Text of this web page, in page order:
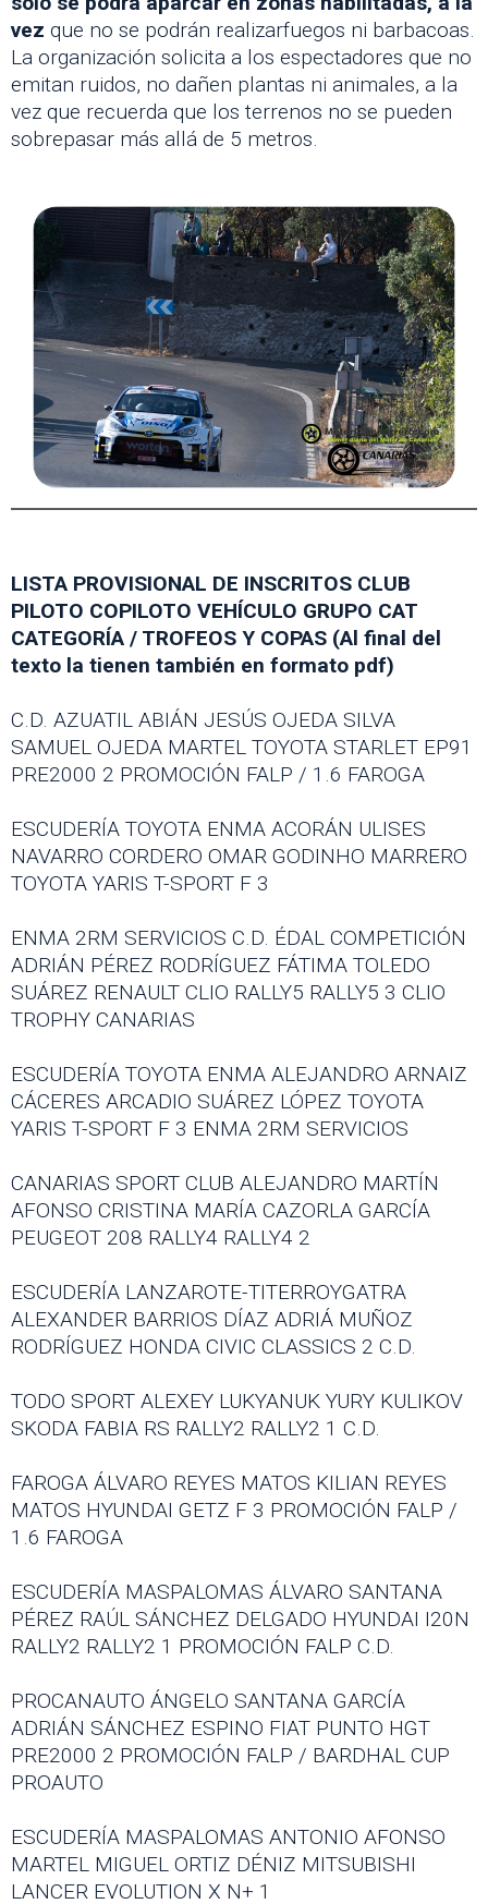
vez que no se podrán realizarfuegos ni barbacoas.
La organización solicita a los espectadores que no
emitan ruidos, no dañen plantas ni animales, a la
vez que recuerda que los terrenos no se pueden
sobrepasar más allá de 5 metros.
LISTA PROVISIONAL DE INSCRITOS CLUB
PILOTO COPILOTO VEHÍCULO GRUPO CAT
CATEGORÍA / TROFEOS Y COPAS (Al final del
texto la tienen también en formato pdf)
C.D. AZUATIL ABIÁN JESÚS OJEDA SILVA
SAMUEL OJEDA MARTEL TOYOTA STARLET EP91
PRE2000 2 PROMOCIÓN FALP / 1.6 FAROGA
ESCUDERÍA TOYOTA ENMA ACORÁN ULISES
NAVARRO CORDERO OMAR GODINHO MARRERO
TOYOTA YARIS T-SPORT F 3
ENMA 2RM SERVICIOS C.D. ÉDAL COMPETICIÓN
ADRIÁN PÉREZ RODRÍGUEZ FÁTIMA TOLEDO
SUÁREZ RENAULT CLIO RALLY5 RALLY5 3 CLIO
TROPHY CANARIAS
ESCUDERÍA TOYOTA ENMA ALEJANDRO ARNAIZ
CÁCERES ARCADIO SUÁREZ LÓPEZ TOYOTA
YARIS T-SPORT F 3 ENMA 2RM SERVICIOS
CANARIAS SPORT CLUB ALEJANDRO MARTÍN
AFONSO CRISTINA MARÍA CAZORLA GARCÍA
PEUGEOT 208 RALLY4 RALLY4 2
ESCUDERÍA LANZAROTE-TITERROYGATRA
ALEXANDER BARRIOS DÍAZ ADRIÁ MUÑOZ
RODRÍGUEZ HONDA CIVIC CLASSICS 2 C.D.
TODO SPORT ALEXEY LUKYANUK YURY KULIKOV
SKODA FABIA RS RALLY2 RALLY2 1 C.D.
FAROGA ÁLVARO REYES MATOS KILIAN REYES
MATOS HYUNDAI GETZ F 3 PROMOCIÓN FALP /
1.6 FAROGA
ESCUDERÍA MASPALOMAS ÁLVARO SANTANA
PÉREZ RAÚL SÁNCHEZ DELGADO HYUNDAI I20N
RALLY2 RALLY2 1 PROMOCIÓN FALP C.D.
PROCANAUTO ÁNGELO SANTANA GARCÍA
ADRIÁN SÁNCHEZ ESPINO FIAT PUNTO HGT
PRE2000 2 PROMOCIÓN FALP / BARDHAL CUP
PROAUTO
ESCUDERÍA MASPALOMAS ANTONIO AFONSO
MARTEL MIGUEL ORTIZ DÉNIZ MITSUBISHI
LANCER EVOLUTION X N+ 1